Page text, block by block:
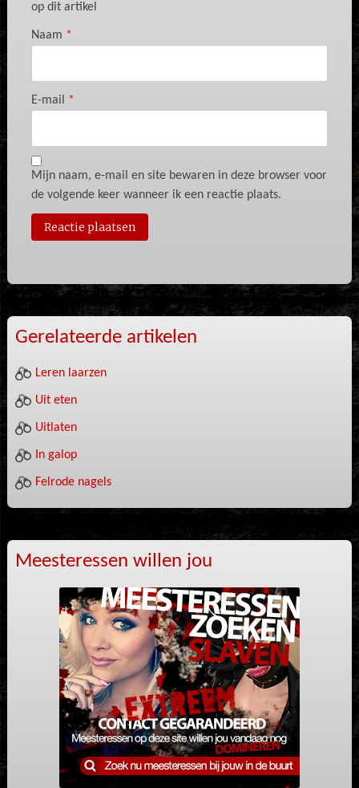
op dit artikel
Naam *
E-mail *
Mijn naam, e-mail en site bewaren in deze browser voor
de volgende keer wanneer ik een reactie plaats.
Gerelateerde artikelen
Leren laarzen
Uit eten
Uitlaten
In galop
Felrode nagels
Meesteressen willen jou